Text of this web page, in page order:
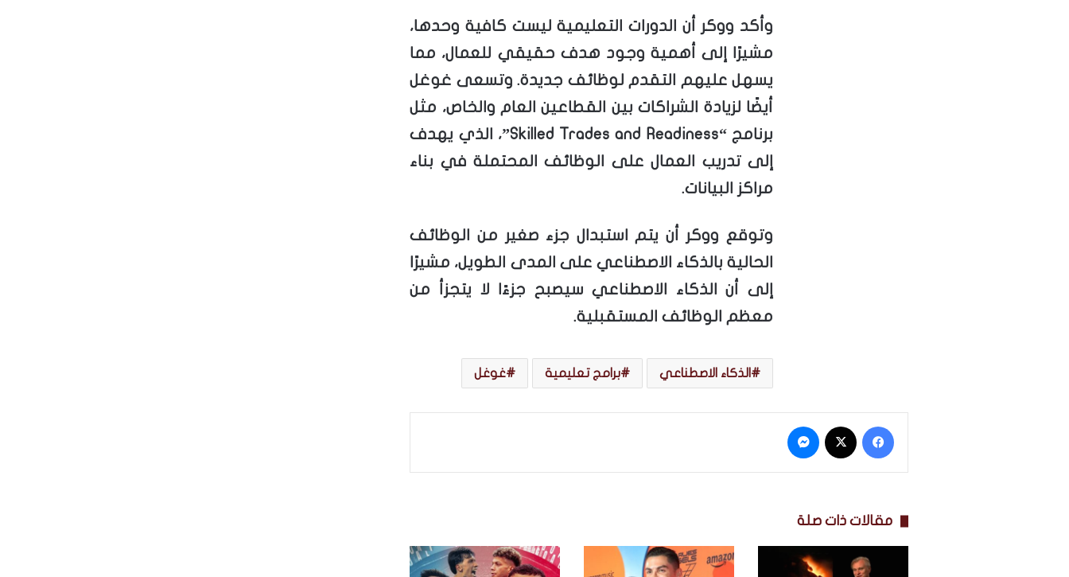
وأكد ووكر أن الدورات التعليمية ليست كافية وحدها،
مشيرًا إلى أهمية وجود هدف حقيقي للعمال، مما
يسهل عليهم التقدم لوظائف جديدة. وتسعى غوغل
أيضًا لزيادة الشراكات بين القطاعين العام والخاص، مثل
برنامج “Skilled Trades and Readiness”، الذي يهدف
إلى تدريب العمال على الوظائف المحتملة في بناء
مراكز البيانات.
وتوقع ووكر أن يتم استبدال جزء صغير من الوظائف
الحالية بالذكاء الاصطناعي على المدى الطويل، مشيرًا
إلى أن الذكاء الاصطناعي سيصبح جزءًا لا يتجزأ من
معظم الوظائف المستقبلية.
الذكاء الاصطناعي برامج تعليمية غوغل
فيسبوك
مقالات ذات صلة